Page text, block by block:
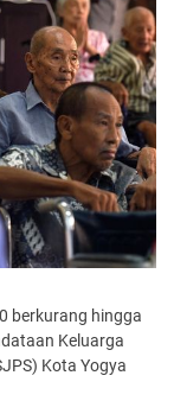
berkurang hingga
Keluarga
Kota Yogya